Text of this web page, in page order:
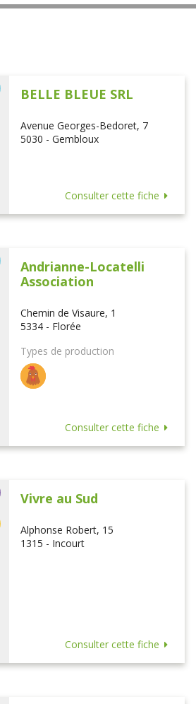
BELLE BLEUE SRL
Avenue Georges-Bedoret, 7
5030 - Gembloux
Consulter cette fiche
Andrianne-Locatelli
Association
Chemin de Visaure, 1
5334 - Florée
Types de production
Consulter cette fiche
Vivre au Sud
Alphonse Robert, 15
1315 - Incourt
Consulter cette fiche